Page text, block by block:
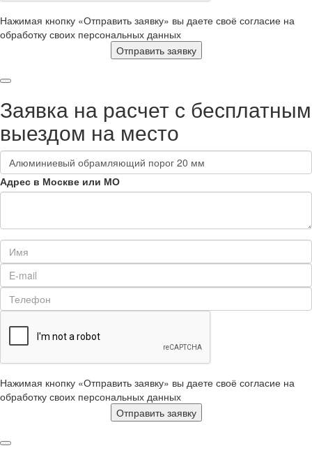
Нажимая кнопку «Отправить заявку» вы даете своё согласие на
обработку своих персональных данных
Отправить заявку
Заявка на расчет с бесплатным
выездом на место
Адрес в Москве или МО
Нажимая кнопку «Отправить заявку» вы даете своё согласие на
обработку своих персональных данных
Отправить заявку